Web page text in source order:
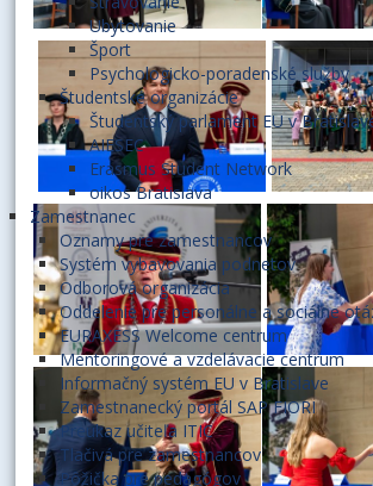
Ubytovanie
Šport
Psychologicko-poradenské služby
Študentské organizácie
Študentský parlament EU v
AIESEC
Erasmus Student Network
oikos Bratislava
Zamestnanec
Oznamy pre zamestnancov
Systém vybavovania podnetov
Odborová organizácia
Oddelenie pre personálne a sociálne
EURAXESS Welcome centrum
Mentoringové a vzdelávacie centrum
Informačný systém EU v Bratislave
Zamestnanecký portál SAP FIORI
Preukaz učiteľa ITIC
Tlačivá pre zamestnancov
Pôžička pre pedagógov